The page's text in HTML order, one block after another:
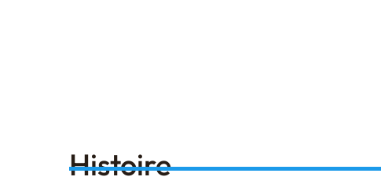
Histoire